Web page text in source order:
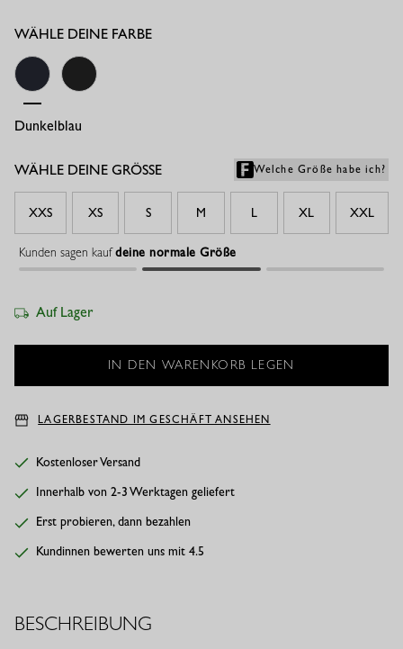
WÄHLE DEINE FARBE
Dunkelblau
Schwarz
WÄHLE DEINE GRÖSSE Welche Größe habe ich?
XXS XS S M L XL XXL
Kunden sagen kaufdeine normale Größe
Auf Lager
LAGERBESTAND IM GESCHÄFT ANSEHEN
Kostenloser Versand
Innerhalb von 2-3 Werktagen geliefert
Erst probieren, dann bezahlen
Kundinnen bewerten uns mit 4.5
BESCHREIBUNG